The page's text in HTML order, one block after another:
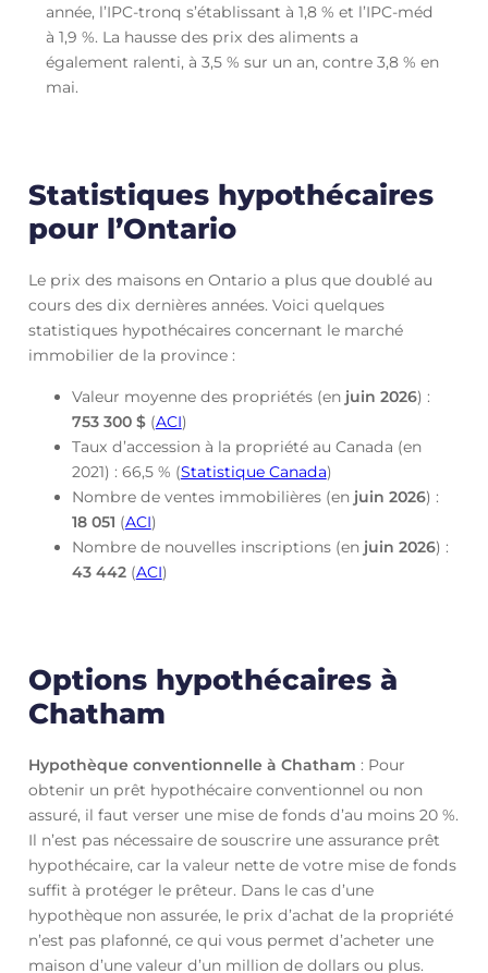
année, l’IPC-tronq s’établissant à 1,8 % et l’IPC-méd
à 1,9 %. La hausse des prix des aliments a
également ralenti, à 3,5 % sur un an, contre 3,8 % en
mai.
Statistiques hypothécaires
pour l’Ontario
Le prix des maisons en Ontario a plus que doublé au
cours des dix dernières années. Voici quelques
statistiques hypothécaires concernant le marché
immobilier de la province :
Valeur moyenne des propriétés (en juin 2026) :
753 300 $(ACI)
Taux d’accession à la propriété au Canada (en
2021) : 66,5 % (Statistique Canada)
Nombre de ventes immobilières (en juin 2026) :
18 051 (ACI)
Nombre de nouvelles inscriptions (en juin 2026) :
43 442(ACI)
Options hypothécaires à
Chatham
Hypothèque conventionnelle à Chatham : Pour
obtenir un prêt hypothécaire conventionnel ou non
assuré, il faut verser une mise de fonds d’au moins 20 %.
Il n’est pas nécessaire de souscrire une assurance prêt
hypothécaire, car la valeur nette de votre mise de fonds
suffit à protéger le prêteur. Dans le cas d’une
hypothèque non assurée, le prix d’achat de la propriété
n’est pas plafonné, ce qui vous permet d’acheter une
maison d’une valeur d’un million de dollars ou plus.